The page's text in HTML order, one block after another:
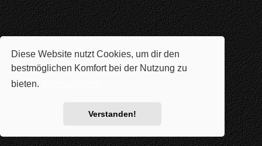
Diese Website nutzt Cookies, um dir den
bestmöglichen Komfort bei der Nutzung zu
bieten.
Verstanden!